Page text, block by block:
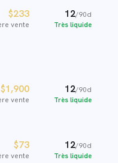
$233
vente
12/90d
Très liquide
$1,900
vente
12/90d
Très liquide
$73
vente
12/90d
Très liquide